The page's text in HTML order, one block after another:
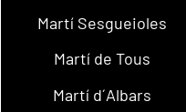
Martí Sesgueioles
Martí de Tous
Martí d´Albars